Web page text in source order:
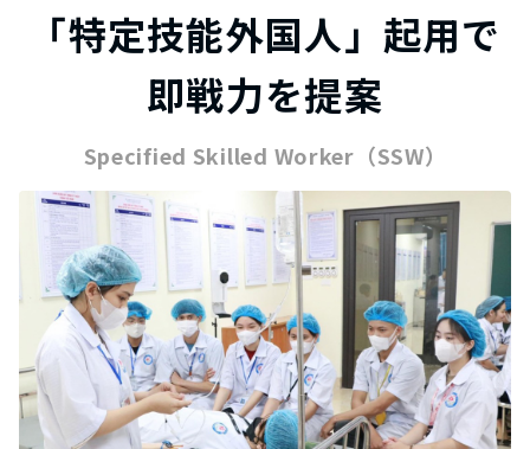
「特定技能外国人」起用で
即戦力を提案